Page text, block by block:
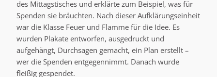
des Mittagstisches und erklärte zum Beispiel, was für
Spenden sie bräuchten. Nach dieser Aufklärungseinheit
war die Klasse Feuer und Flamme für die Idee. Es
wurden Plakate entworfen, ausgedruckt und
aufgehängt, Durchsagen gemacht, ein Plan erstellt –
wer die Spenden entgegennimmt. Danach wurde
fleißig gespendet.